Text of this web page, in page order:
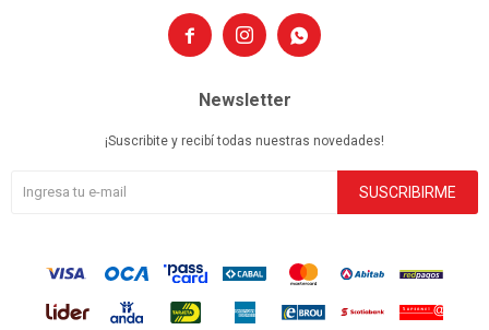
  
Newsletter
¡Suscribite y recibí todas nuestras novedades!
SUSCRIBIRME